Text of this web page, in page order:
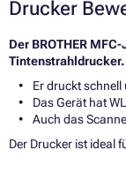
Drucker
Der BROTHER
Tintenstrahldrucker.
Er druckt schnell
Das Gerät hat
Auch das
Der Drucker ist ideal